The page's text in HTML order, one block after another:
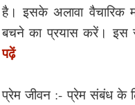
है। इसके अलावा वैचारिक
बचने का प्रयास करें। इस
पढ़ें
प्रेम जीवन :- प्रेम संबंध के